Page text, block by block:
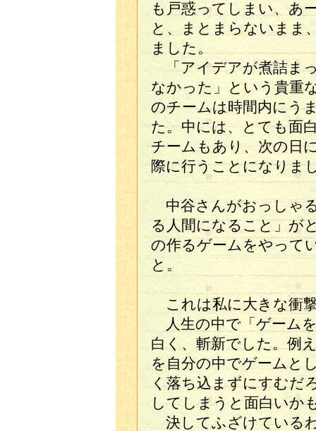
も戸惑ってしまい、あ
と、まとまらないまま
ました。
「アイデアが煮詰ま
なかった」という貴重
のチームは時間内にう
た。中には、とても面
チームもあり、次の日
際に行うことになりま
中谷さんがおっしゃ
る人間になること」が
の作るゲームをやって
と。
これは私に大きな衝
人生の中で「ゲーム
白く、斬新でした。例
を自分の中でゲームと
く落ち込まずにすむだ
してしまうと面白いか
決してふざけている